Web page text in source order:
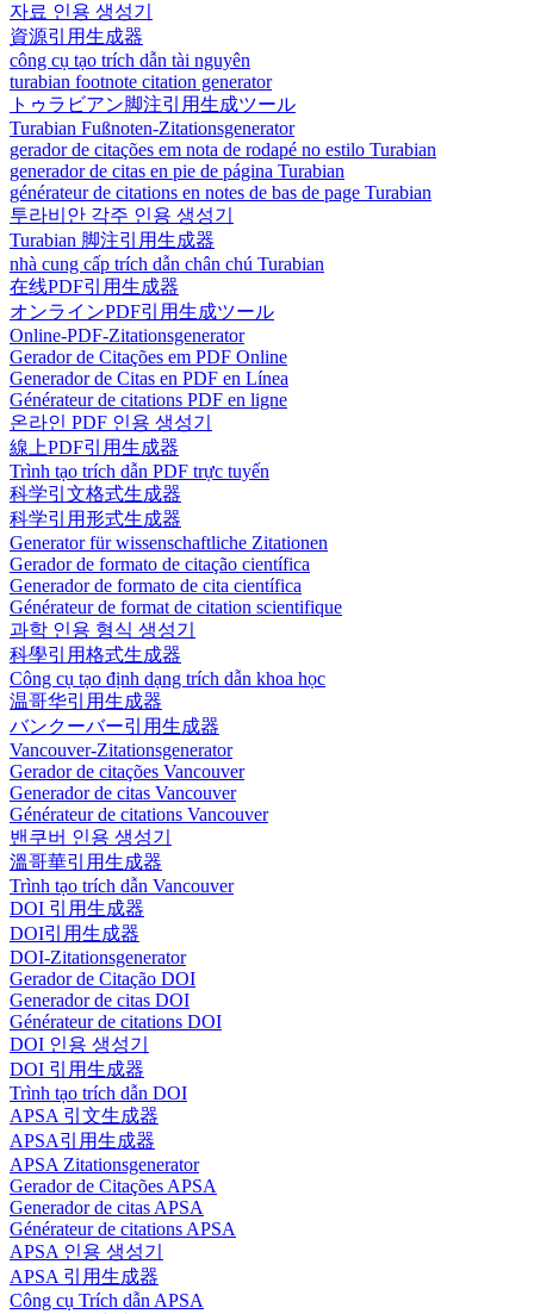
자료 인용 생성기
資源引用生成器
công cụ tạo trích dẫn tài nguyên
turabian footnote citation generator
トゥラビアン脚注引用生成ツール
Turabian Fußnoten-Zitationsgenerator
gerador de citações em nota de rodapé no estilo Turabian
generador de citas en pie de página Turabian
générateur de citations en notes de bas de page Turabian
투라비안 각주 인용 생성기
Turabian 脚注引用生成器
nhà cung cấp trích dẫn chân chú Turabian
在线PDF引用生成器
オンラインPDF引用生成ツール
Online-PDF-Zitationsgenerator
Gerador de Citações em PDF Online
Generador de Citas en PDF en Línea
Générateur de citations PDF en ligne
온라인 PDF 인용 생성기
線上PDF引用生成器
Trình tạo trích dẫn PDF trực tuyến
科学引文格式生成器
科学引用形式生成器
Generator für wissenschaftliche Zitationen
Gerador de formato de citação científica
Generador de formato de cita científica
Générateur de format de citation scientifique
과학 인용 형식 생성기
科學引用格式生成器
Công cụ tạo định dạng trích dẫn khoa học
温哥华引用生成器
バンクーバー引用生成器
Vancouver-Zitationsgenerator
Gerador de citações Vancouver
Generador de citas Vancouver
Générateur de citations Vancouver
밴쿠버 인용 생성기
溫哥華引用生成器
Trình tạo trích dẫn Vancouver
DOI 引用生成器
DOI引用生成器
DOI-Zitationsgenerator
Gerador de Citação DOI
Generador de citas DOI
Générateur de citations DOI
DOI 인용 생성기
DOI 引用生成器
Trình tạo trích dẫn DOI
APSA 引文生成器
APSA引用生成器
APSA Zitationsgenerator
Gerador de Citações APSA
Generador de citas APSA
Générateur de citations APSA
APSA 인용 생성기
APSA 引用生成器
Công cụ Trích dẫn APSA